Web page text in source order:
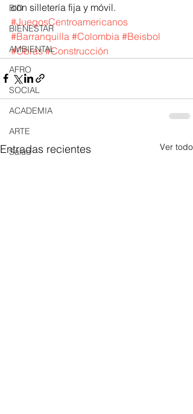
BID
BIENESTAR
AMBIENTAL
AFRO
SOCIAL
ACADEMIA
ARTE
Salud
con silletería fija y móvil.
#JuegosCentroamericanos
#Barranquilla #Colombia #Beisbol
#Obras #Construcción
Entradas recientes Ver todo